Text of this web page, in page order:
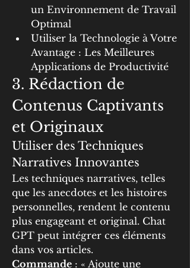
un Environnement de Travail
Optimal
Utiliser la Technologie à Votre
Avantage : Les Meilleures
Applications de Productivité
3. Rédaction de
Contenus Captivants
et Originaux
Utiliser des Techniques
Narratives Innovantes
Les techniques narratives, telles
que les anecdotes et les histoires
personnelles, rendent le contenu
plus engageant et original. Chat
GPT peut intégrer ces éléments
dans vos articles.
Commande : « Ajoute une